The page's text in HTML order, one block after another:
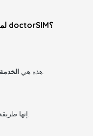
لماذا تحرر هاتفك المحمول مع doctorSIM؟
هذه هيمن قبل المشغلين والمصنعين.
إنهالإلغاء القفل.